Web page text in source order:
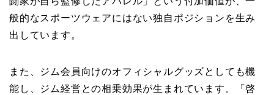
般的なスポーツウェアにはない独自ポジションを生み
出しています。
また、ジム会員向けのオフィシャルグッズとしても機
能し、ジム経営との相乗効果が生まれています。「啓